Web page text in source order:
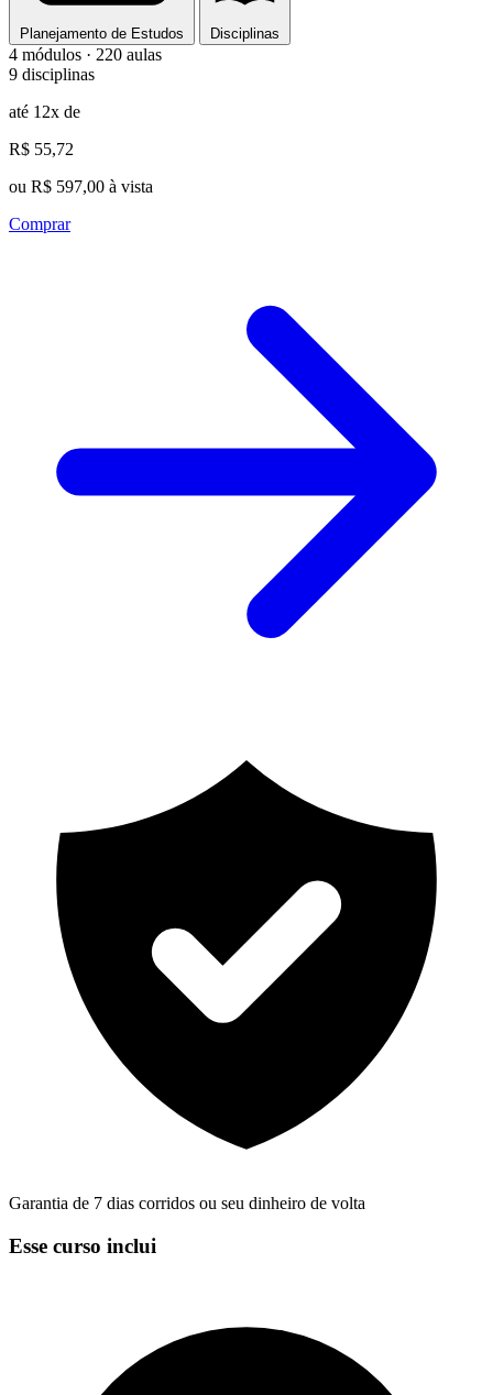
Planejamento de Estudos Disciplinas
4 módulos · 220 aulas
9 disciplinas
até 12x de
R$ 55,72
ou R$ 597,00 à vista
Comprar
Garantia de 7 dias corridos ou seu dinheiro de volta
Esse curso inclui